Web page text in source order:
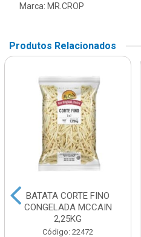
Marca: MR.CROP
Produtos Relacionados
BATATA CORTE FINO
CONGELADA MCCAIN
2,25KG
Código: 22472